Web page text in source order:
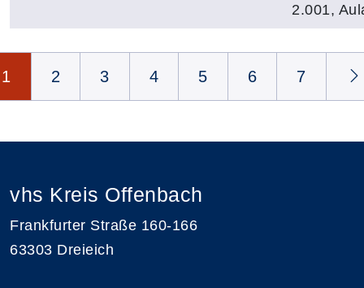
2.001,
1 2 3 4 5 6 7
vhs Kreis Offenbach
Frankfurter Straße 160-166
63303 Dreieich